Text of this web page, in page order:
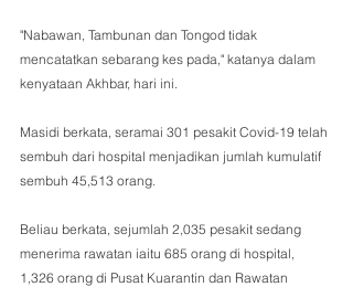
"Nabawan, Tambunan dan Tongod tidak
mencatatkan sebarang kes pada," katanya dalam
kenyataan Akhbar, hari ini.
Masidi berkata, seramai 301 pesakit Covid-19 telah
sembuh dari hospital menjadikan jumlah kumulatif
sembuh 45,513 orang.
Beliau berkata, sejumlah 2,035 pesakit sedang
menerima rawatan iaitu 685 orang di hospital,
1,326 orang di Pusat Kuarantin dan Rawatan